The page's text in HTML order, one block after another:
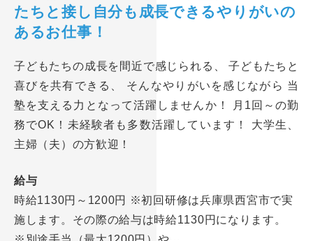
たちと接し自分も成長できるやりがいの
あるお仕事！
子どもたちの成長を間近で感じられる、 子どもたちと
喜びを共有できる、 そんなやりがいを感じながら 当
塾を支える力となって活躍しませんか！ 月1回～の勤
務でOK！未経験者も多数活躍しています！ 大学生、
主婦（夫）の方歓迎！
給与
時給1130円～1200円 ※初回研修は兵庫県西宮市で実
施します。その際の給与は時給1130円になります。